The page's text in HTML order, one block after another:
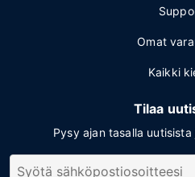
Omat
Kaikki
Tilaa
Pysy ajan tasalla